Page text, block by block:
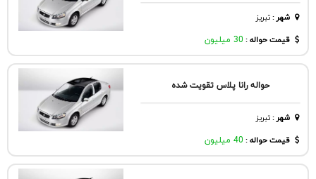
شهر:تبريز
قیمت حواله : 30 میلیون
حواله رانا پلاس تقویت شده
شهر:تبريز
قیمت حواله : 40 میلیون